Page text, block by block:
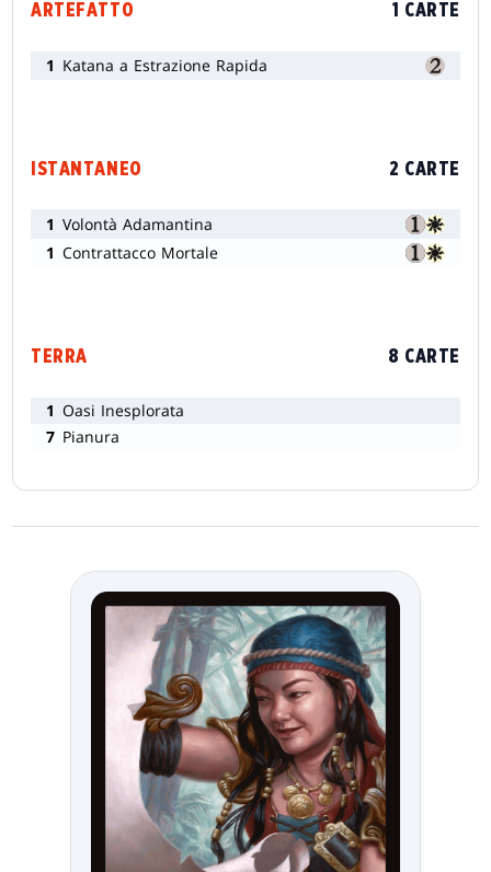
ARTEFATTO 1 CARTE
1 Katana a Estrazione Rapida
ISTANTANEO 2 CARTE
1 Volontà Adamantina
1 Contrattacco Mortale
TERRA 8 CARTE
1 Oasi Inesplorata
7 Pianura